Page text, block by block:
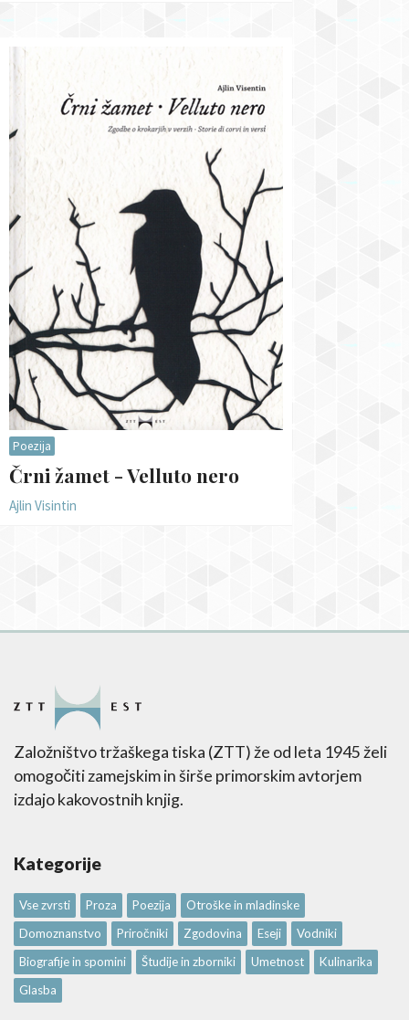
Poezija
Črni žamet - Velluto nero
Ajlin Visintin
Založništvo tržaškega tiska (ZTT) že od leta 1945 želi
omogočiti zamejskim in širše primorskim avtorjem
izdajo kakovostnih knjig.
Kategorije
Vse zvrsti Proza Poezija
Otroške in mladinske
Domoznanstvo
Priročniki Zgodovina Eseji
Vodniki
Biografije in spomini
Študije in zborniki Umetnost
Kulinarika
Glasba